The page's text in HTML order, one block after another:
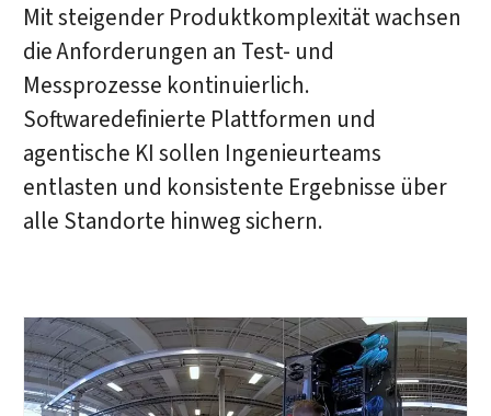
Mit steigender Produktkomplexität wachsen
die Anforderungen an Test- und
Messprozesse kontinuierlich.
Softwaredefinierte Plattformen und
agentische KI sollen Ingenieurteams
entlasten und konsistente Ergebnisse über
alle Standorte hinweg sichern.